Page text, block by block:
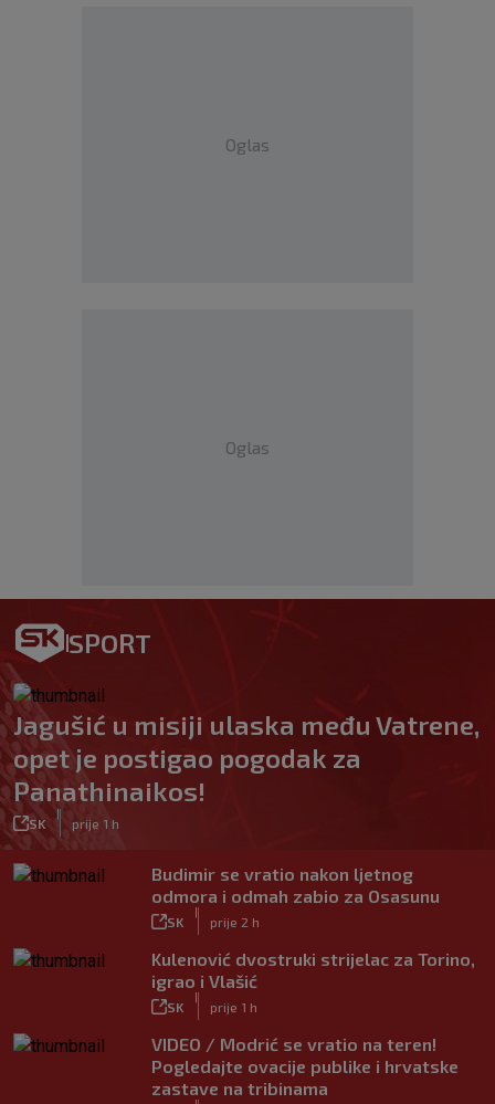
Oglas
Oglas
SPORT
Jagušić u misiji ulaska među Vatrene,
opet je postigao pogodak za
Panathinaikos!
SK prije 1 h
Budimir se vratio nakon ljetnog
odmora i odmah zabio za Osasunu
SK prije 2 h
Kulenović dvostruki strijelac za Torino,
igrao i Vlašić
SK prije 1 h
VIDEO / Modrić se vratio na teren!
Pogledajte ovacije publike i hrvatske
zastave na tribinama